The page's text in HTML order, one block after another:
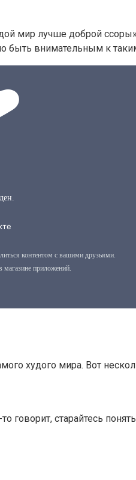
мир лучше доброй
быть внимательным к
худого мира. Вот
говорит, старайтесь